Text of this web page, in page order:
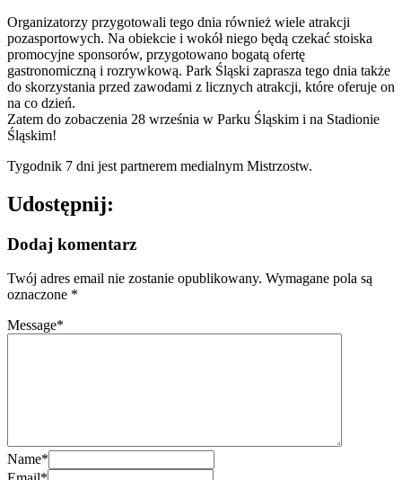
Organizatorzy przygotowali tego dnia również wiele atrakcji
pozasportowych. Na obiekcie i wokół niego będą czekać stoiska
promocyjne sponsorów, przygotowano bogatą ofertę
gastronomiczną i rozrywkową. Park Śląski zaprasza tego dnia także
do skorzystania przed zawodami z licznych atrakcji, które oferuje on
na co dzień.
Zatem do zobaczenia 28 września w Parku Śląskim i na Stadionie
Śląskim!
Tygodnik 7 dni jest partnerem medialnym Mistrzostw.
Udostępnij:
Dodaj komentarz
Twój adres email nie zostanie opublikowany. Wymagane pola są
oznaczone *
Message*
Name*